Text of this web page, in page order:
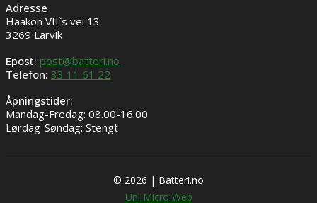
Adresse
Haakon VII`s vei 13
3269 Larvik
Epost: post@batteri.no
Telefon: 33 11 61 22
Åpningstider:
Mandag-Fredag: 08.00-16.00
Lørdag-Søndag: Stengt
© 2026 | Batteri.no
Uni Micro Web